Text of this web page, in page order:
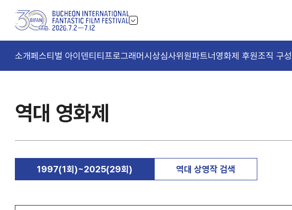
소개페스티벌 아이덴티티 프로그래머시상심사위원파트너영화제 후원조직 구성
역대 영화제
1997(1회)~2025(29회) 역대 상영작 검색